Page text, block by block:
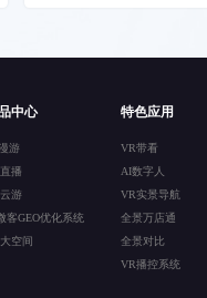
中心
游
播
游
客GEO优化系统
空间
特色应用
VR带看
AI数字人
VR实景导航
全景万店通
全景对比
VR播控系统